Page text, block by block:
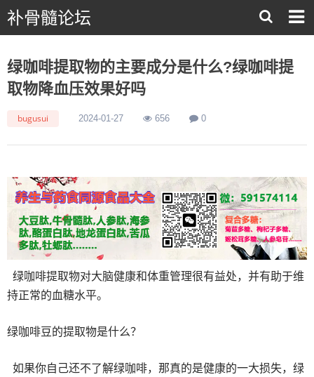
补骨髓论坛
绿咖啡提取物的主要成分是什么?绿咖啡提
取物降血压效果好吗
bugusui 2024-01-27 656 0
绿咖啡提取物对大脑健康和体重管理很有益处，并有助于维
持正常的血糖水平。
绿咖啡豆的提取物是什么？
如果你自己还不了解绿咖啡，那真的是健康的一大损失，绿